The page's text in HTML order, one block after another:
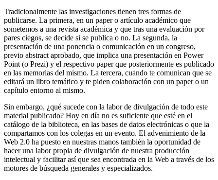
Tradicionalmente las investigaciones tienen tres formas de
publicarse. La primera, en un paper o artículo académico que
sometemos a una revista académica y que tras una evaluación por
pares ciegos, se decide si se publica o no. La segunda, la
presentación de una ponencia o comunicación en un congreso,
previo abstract aprobado, que implica una presentación en Power
Point (o Prezi) y el respectivo paper que posteriormente es publicado
en las memorias del mismo. La tercera, cuando te comunican que se
editará un libro temático y te piden colaboración con un paper o un
capítulo entorno al mismo.
Sin embargo, ¿qué sucede con la labor de divulgación de todo este
material publicado? Hoy en día no es suficiente que esté en el
catálogo de la biblioteca, en las bases de datos electrónicas o que la
compartamos con los colegas en un evento. El advenimiento de la
Web 2.0 ha puesto en nuestras manos también la oportunidad de
hacer una labor propia de divulgación de nuestra producción
intelectual y facilitar así que sea encontrada en la Web a través de los
motores de búsqueda generales y especializados.